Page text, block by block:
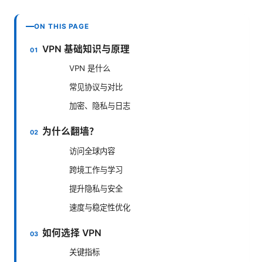
ON THIS PAGE
VPN 基础知识与原理
VPN 是什么
常见协议与对比
加密、隐私与日志
为什么翻墙？
访问全球内容
跨境工作与学习
提升隐私与安全
速度与稳定性优化
如何选择 VPN
关键指标